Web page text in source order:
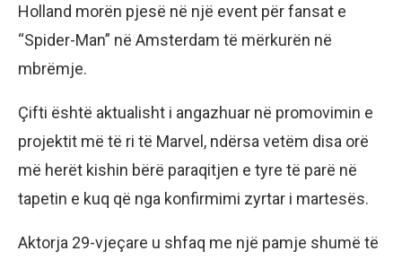
Holland morën pjesë në një event për fansat e
“Spider-Man” në Amsterdam të mërkurën në
mbrëmje.
Çifti është aktualisht i angazhuar në promovimin e
projektit më të ri të Marvel, ndërsa vetëm disa orë
më herët kishin bërë paraqitjen e tyre të parë në
tapetin e kuq që nga konfirmimi zyrtar i martesës.
Aktorja 29-vjeçare u shfaq me një pamje shumë të